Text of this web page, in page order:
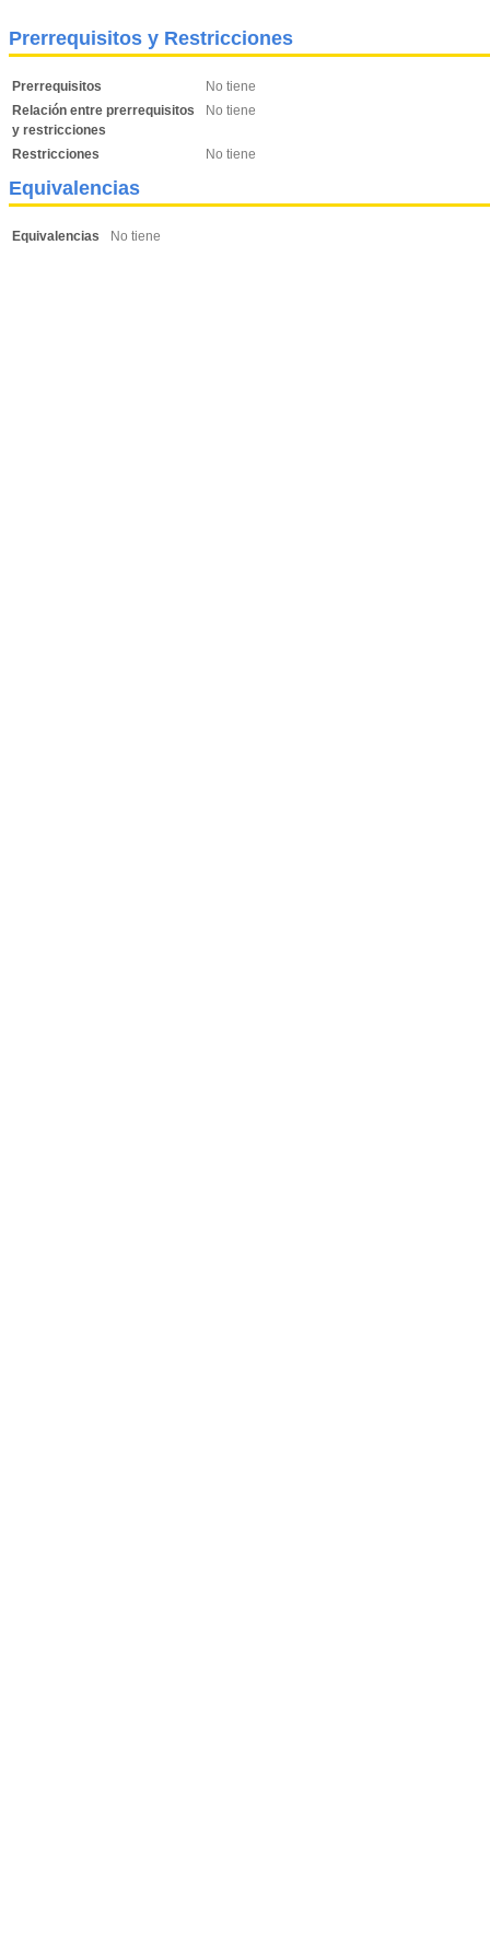
Prerrequisitos y Restricciones
Prerrequisitos
No tiene
Relación entre prerrequisitos
y restricciones
No tiene
Restricciones No tiene
Equivalencias
Equivalencias No tiene